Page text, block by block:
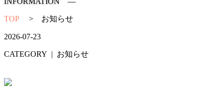
TOP> お知らせ
2026-07-23
CATEGORY | お知らせ